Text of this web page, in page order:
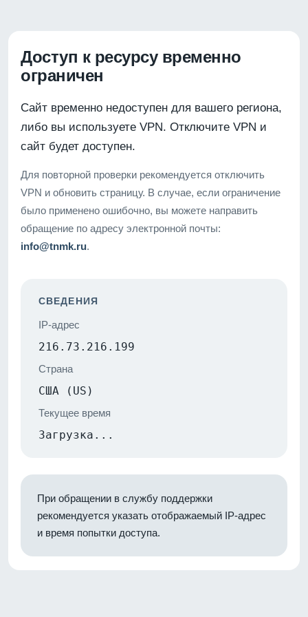
Доступ к ресурсу временно
ограничен
Сайт временно недоступен для вашего региона,
либо вы используете VPN. Отключите VPN и
сайт будет доступен.
Для повторной проверки рекомендуется отключить
VPN и обновить страницу. В случае, если ограничение
было применено ошибочно, вы можете направить
обращение по адресу электронной почты:
info@tnmk.ru.
СВЕДЕНИЯ
IP-адрес
216.73.216.199
Страна
США (US)
Текущее время
Загрузка...
При обращении в службу поддержки
рекомендуется указать отображаемый IP-адрес
и время попытки доступа.